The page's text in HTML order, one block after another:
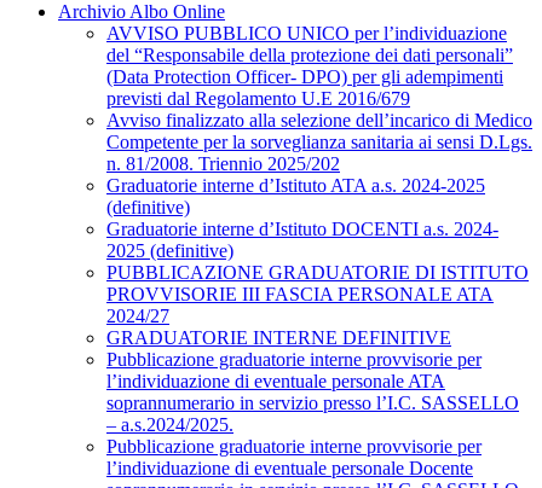
Archivio Albo Online
AVVISO PUBBLICO UNICO per l’individuazione
del “Responsabile della protezione dei dati personali”
(Data Protection Officer- DPO) per gli adempimenti
previsti dal Regolamento U.E 2016/679
Avviso finalizzato alla selezione dell’incarico di Medico
Competente per la sorveglianza sanitaria ai sensi D.Lgs.
n. 81/2008. Triennio 2025/202
Graduatorie interne d’Istituto ATA a.s. 2024-2025
(definitive)
Graduatorie interne d’Istituto DOCENTI a.s. 2024-
2025 (definitive)
PUBBLICAZIONE GRADUATORIE DI ISTITUTO
PROVVISORIE III FASCIA PERSONALE ATA
2024/27
GRADUATORIE INTERNE DEFINITIVE
Pubblicazione graduatorie interne provvisorie per
l’individuazione di eventuale personale ATA
soprannumerario in servizio presso l’I.C. SASSELLO
– a.s.2024/2025.
Pubblicazione graduatorie interne provvisorie per
l’individuazione di eventuale personale Docente